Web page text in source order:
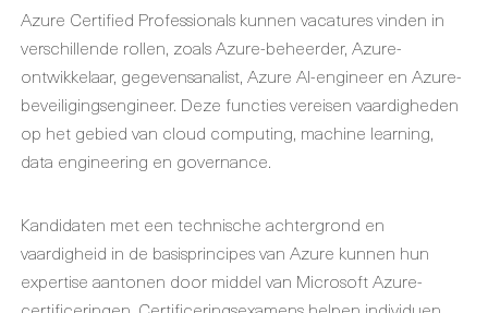
Azure Certified Professionals kunnen vacatures vinden in
verschillende rollen, zoals Azure-beheerder, Azure-
ontwikkelaar, gegevensanalist, Azure AI-engineer en Azure-
beveiligingsengineer. Deze functies vereisen vaardigheden
op het gebied van cloud computing, machine learning,
data engineering en governance.
Kandidaten met een technische achtergrond en
vaardigheid in de basisprincipes van Azure kunnen hun
expertise aantonen door middel van Microsoft Azure-